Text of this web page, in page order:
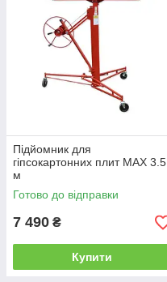
Підйомник для
гіпсокартонних плит MAX 3.5
м
Готово до відправки
7 490 ₴
Купити